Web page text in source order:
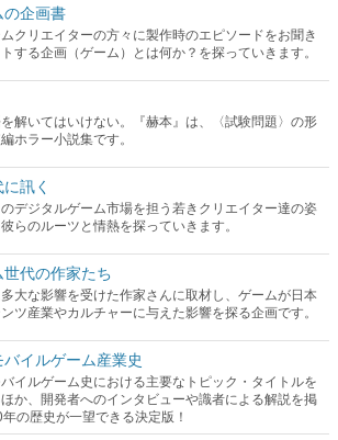
企画書
クリエイターの方々に製作時のエピソードをお聞き
する企画（ゲーム）とは何か？を探っていきます。
解いてはいけない。『赫本』は、〈試験問題〉の形
ホラー小説集です。
訊く
デジタルゲーム市場を担う若きクリエイター達の姿
らのルーツと情熱を探っていきます。
代の作家たち
大な影響を受けた作家さんに取材し、ゲームが日本
ツ産業やカルチャーに与えた影響を探る企画です。
バイルゲーム産業史
イルゲーム史における主要なトピック・タイトルを
か、開発者へのインタビューや識者による解説を掲
の歴史が一望できる決定版！